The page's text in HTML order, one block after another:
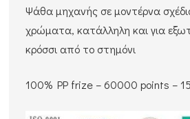
Ψάθα μηχανής σε μοντέρνα
χρώματα, κατάλληλη και για
κρόσσι από το στημόνι
100% PP frize – 60000 points –